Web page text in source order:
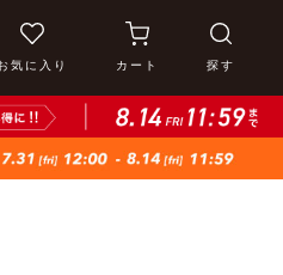
気に入り カート 探す